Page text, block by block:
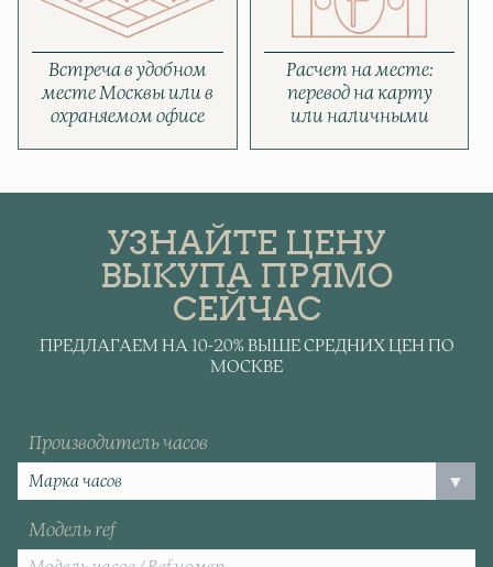
Встреча в удобном
месте Москвы или в
охраняемом офисе
Расчет на месте:
перевод на карту
или наличными
УЗНАЙТЕ ЦЕНУ
ВЫКУПА ПРЯМО
СЕЙЧАС
ПРЕДЛАГАЕМ НА 10-20% ВЫШЕ СРЕДНИХ ЦЕН ПО
МОСКВЕ
Производитель часов
Модель ref